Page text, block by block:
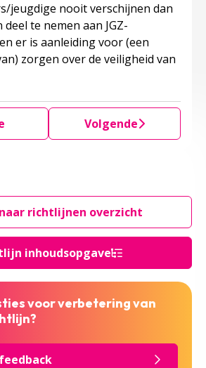
inhoudsopgave
jeugdige nooit verschijnen dan
te nemen aan JGZ-
er is aanleiding voor (een
zorgen over de veiligheid van
Volgende
richtlijnen overzicht
voor verbetering van